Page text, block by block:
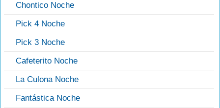
Chontico Noche
Pick 4 Noche
Pick 3 Noche
Cafeterito Noche
La Culona Noche
Fantástica Noche